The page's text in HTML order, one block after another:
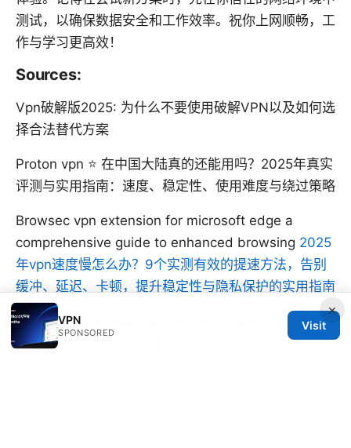
测试，以确保数据安全和工作效率。祝你上网顺畅，工
作与学习更高效！
Sources:
Vpn破解版2025: 为什么不要使用破解VPN以及如何选
择合法替代方案
Proton vpn ⭐ 在中国大陆真的还能用吗？2025年真实
评测与实用指南：速度、稳定性、使用难度与绕过策略
Browsec vpn extension for microsoft edge a
comprehensive guide to enhanced browsing 2025
年vpn速度慢怎么办？9个实测有效的提速方法，告别
缓冲、延迟、卡顿，提升稳定性与隐私保护的实用指南
Ubiquiti edge router vpn setup guide for site-to-
site and remote access with OpenVPN, IPsec, and
×
VPN
SPONSORED
Visit